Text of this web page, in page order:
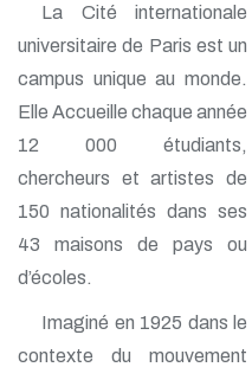
La Cité internationale
universitaire de Paris est un
campus unique au monde.
Elle Accueille chaque année
12 000 étudiants,
chercheurs et artistes de
150 nationalités dans ses
43 maisons de pays ou
d’écoles.
Imaginé en 1925 dans le
contexte du mouvement